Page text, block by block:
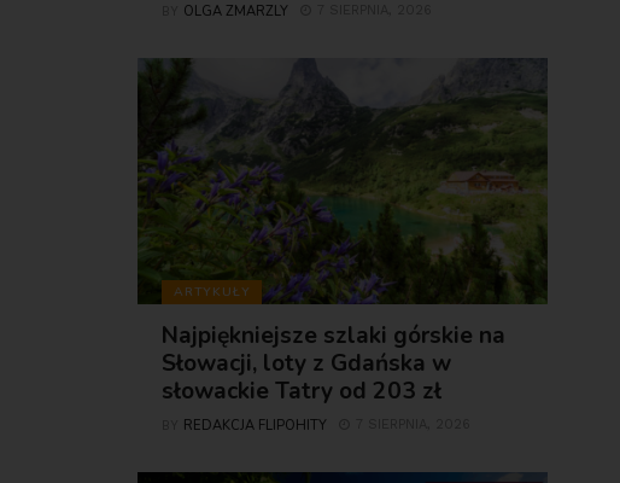
OLGA ZMARZLY
ARTYKUŁY
Najpiękniejsze szlaki górskie na
Słowacji, loty z Gdańska w
słowackie Tatry od 203 zł
REDAKCJA FLIPOHITY